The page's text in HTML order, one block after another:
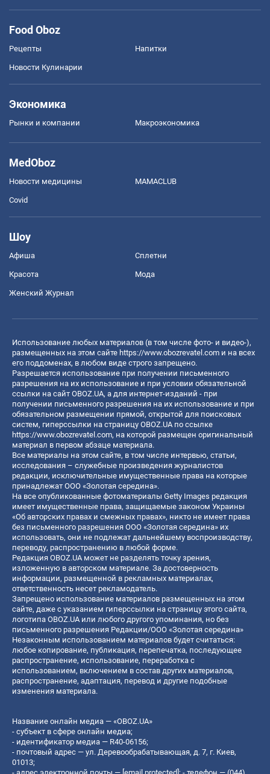
Food Oboz
Рецепты Напитки
Новости Кулинарии
Экономика
Рынки и компании Mакроэкономика
MedOboz
Новости медицины MAMACLUB
Covid
Шоу
Афиша Сплетни
Красота Мода
Женский Журнал
Использование любых материалов (в том числе фото- и видео-),
размещенных на этом сайте https://www.obozrevatel.com и на всех
его поддоменах, в любом виде строго запрещено.
Разрешается использование при получении письменного
разрешения на их использование и при условии обязательной
ссылки на сайт OBOZ.UA, а для интернет-изданий - при
получении письменного разрешения на их использование и при
обязательном размещении прямой, открытой для поисковых
систем, гиперссылки на страницу OBOZ.UA по ссылке
https://www.obozrevatel.com, на которой размещен оригинальный
материал в первом абзаце материала.
Все материалы на этом сайте, в том числе интервью, статьи,
исследования – служебные произведения журналистов
редакции, исключительные имущественные права на которые
принадлежат ООО «Золотая середина».
На все опубликованные фотоматериалы Getty Images редакция
имеет имущественные права, защищаемые законом Украины
«Об авторских правах и смежных правах», никто не имеет права
без письменного разрешения ООО «Золотая середина» их
использовать, они не подлежат дальнейшему воспроизводству,
переводу, распространению в любой форме.
Редакция OBOZ.UA может не разделять точку зрения,
изложенную в авторском материале. За достоверность
информации, размещенной в рекламных материалах,
ответственность несет рекламодатель.
Запрещено использование материалов размещенных на этом
сайте, даже с указанием гиперссылки на страницу этого сайта,
логотипа OBOZ.UA или любого другого упоминания, но без
письменного разрешения Редакции/ООО «Золотая середина»
Незаконным использованием материалов будет считаться:
любое копирование, публикация, перепечатка, последующее
распространение, использование, переработка с
использованием, включением в состав других материалов,
распространение, адаптация, перевод и другие подобные
изменения материала.
Название онлайн медиа — «OBOZ.UA»
- субъект в сфере онлайн медиа;
- идентификатор медиа — R40-06156;
- почтовый адрес — ул. Деревообрабатывающая, д. 7, г. Киев,
01013;